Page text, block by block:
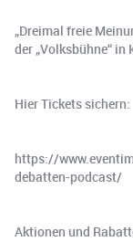
„Dreimal freie
der „Volksbühne“ in
Hier Tickets sichern:
https://
debatten-podcast/
Aktionen und